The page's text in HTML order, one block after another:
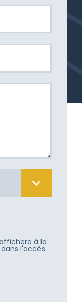
cette
à la
l'accès